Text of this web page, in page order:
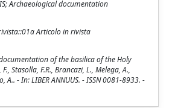
Archaeological documentation
Articolo in rivista
of the basilica of the Holy
Stasolla, F.R., Brancazi, L., Melega, A.,
A.. - In: LIBER ANNUUS. - ISSN 0081-8933. -